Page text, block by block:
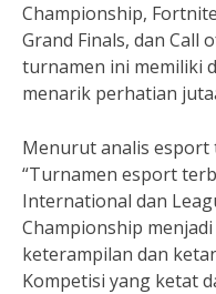
Championship,
Grand Finals, dan Call
turnamen ini memiliki
menarik perhatian
Menurut analis esport
“Turnamen esport
International dan
Championship
keterampilan dan
Kompetisi yang ketat